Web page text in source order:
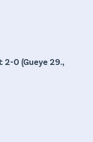
0 (Gueye 29.,